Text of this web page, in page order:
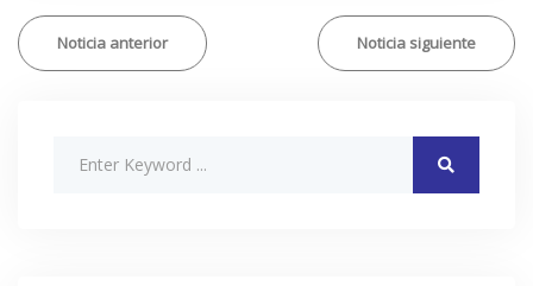
Noticia anterior Noticia siguiente